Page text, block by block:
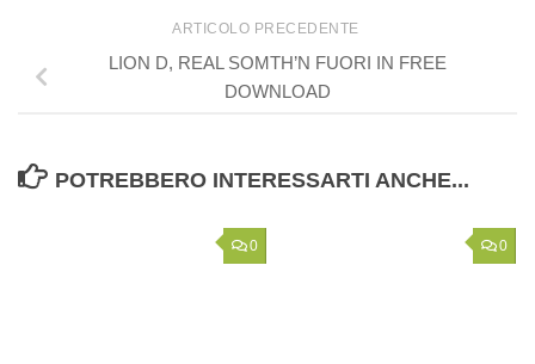
ARTICOLO PRECEDENTE
LION D, REAL SOMTH’N FUORI IN FREE
DOWNLOAD
POTREBBERO INTERESSARTI ANCHE...
0 0